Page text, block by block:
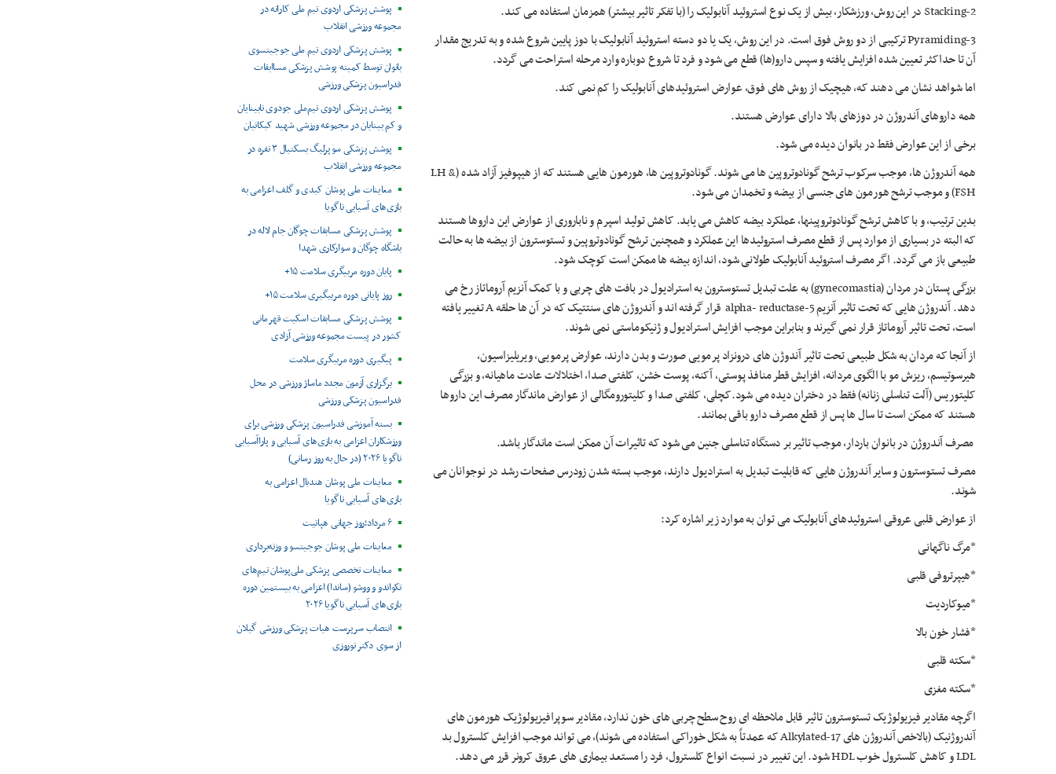
2-Stacking در این روش، ورزشکار، بیش از یک نوع استروئید آنابولیک را (با تفکر تاثیر بیشتر) همزمان استفاده می کند.
3-Pyramiding ترکیبی از دو روش فوق است. در این روش، یک یا دو دسته استروئید آنابولیک با دوز پایین شروع شده و به تدریج مقدار
آن تا حداکثر تعیین شده افزایش یافته و سپس دارو(ها) قطع می شود و فرد تا شروع دوباره وارد مرحله استراحت می گردد.
اما شواهد نشان می دهند که، هیچیک از روش های فوق، عوارض استروئیدهای آنابولیک را کم نمی کند.
همه داروهای آندروژن در دوزهای بالا دارای عوارض هستند.
برخی از این عوارض فقط در بانوان دیده می شود.
همه آندروژن ها، موجب سرکوب ترشح گونادوتروپین ها می شوند. گونادوتروپین ها، هورمون هایی هستند که از هیپوفیز آزاد شده (LH &
FSH) و موجب ترشح هورمون های جنسی از بیضه و تخمدان می شود.
بدین ترتیب، و با کاهش ترشح گونادوتروپینها، عملکرد بیضه کاهش می یابد. کاهش تولید اسپرم و ناباروری از عوارض این داروها هستند
که البته در بسیاری از موارد پس از قطع مصرف استروئیدها این عملکرد و همچنین ترشح گونادوتروپین و تستوسترون از بیضه ها به حالت
طبیعی باز می گردد. اگر مصرف استروئید آنابولیک طولانی شود، اندازه بیضه ها ممکن است کوچک شود.
بزرگی پستان در مردان (gynecomastia) به علت تبدیل تستوسترون به استرادیول در بافت های چربی و با کمک آنزیم آروماتاز رخ می
دهد. آندروژن هایی که تحت تاثیر آنزیم 5-alpha- reductase قرار گرفته اند و آندروژن های سنتتیک که در آن ها حلقه A تغییر یافته
است، تحت تاثیر آروماتاز قرار نمی گیرند و بنابراین موجب افزایش استرادیول و ژنیکوماستی نمی شوند.
از آنجا که مردان به شکل طبیعی تحت تاثیر آندوژن های درونزاد پرمویی صورت و بدن دارند، عوارض پرمویی، ویریلیزاسیون،
هیرسوتیسم، ریزش مو با الگوی مردانه، افزایش قطر منافذ پوستی، آکنه، پوست خشن، کلفتی صدا، اختلالات عادت ماهیانه، و بزرگی
کلیتوریس (آلت تناسلی زنانه) فقط در دختران دیده می شود.کچلی، کلفتی صدا و کلیتورومگالی از عوارض ماندگار مصرف این داروها
هستند که ممکن است تا سال ها پس از قطع مصرف دارو باقی بمانند.
مصرف آندروژن در بانوان باردار، موجب تاثیر بر دستگاه تناسلی جنین می شود که تاثیرات آن ممکن است ماندگار باشد.
مصرف تستوسترون و سایر آندروژن هایی که قابلیت تبدیل به استرادیول دارند، موجب بسته شدن زودرس صفحات رشد در نوجوانان می
شوند.
از عوارض قلبی عروقی استروئیدهای آنابولیک می توان به موارد زیر اشاره کرد:
*مرگ ناگهانی
*هیپرتروفی قلبی
*میوکاردیت
*فشار خون بالا
*سکته قلبی
*سکته مغزی
اگرچه مقادیر فیزیولوژیک تستوسترون تاثیر قابل ملاحظه ای روح سطح چربی های خون ندارد، مقادیر سوپرافیزیولوژیک هورمون های
آندروژنیک (بالاخص آندروژن های 17-Alkylated که عمدتاً به شکل خوراکی استفاده می شوند)، می تواند موجب افزایش کلسترول بد
LDL و کاهش کلسترول خوب HDL شود. این تغییر در نسبت انواع کلسترول، فرد را مستعد بیماری های عروق کرونر قرر می دهد.
پوشش پزشکی اردوی تیم ملی کاراته در
مجموعه ورزشی انقلاب
پوشش پزشکی اردوی تیم ملی جوجیتسوی
بانوان توسط کمیته پوشش پزشکی مساابقات
فدراسیون پزشکی ورزشی
پوشش پزشکی اردوی تیم‌ملی جودوی نابینایان
و کم بینایان در مجموعه ورزشی شهید کبکانیان
پوشش پزشکی سوپرلیگ بسکتبال ۳ نفره در
مجموعه ورزشی انقلاب
معاینات ملی پوشان کبدی و گلف اعزامی به
بازی‌های آسیایی ناگویا
پوشش پزشکی مسابقات چوگان جام لاله در
باشگاه چوگان و سوارکاری شهدا
پایان دوره مربیگری سلامت ۱۵+
روز پایانی دوره مربیگیری سلامت ۱۵+
پوشش پزشکی مسابقات اسکیت قهرمانی
کشور در پیست مجموعه ورزشی آزادی
پیگیری دوره مربیگری سلامت
برگزاری آزمون مجدد ماساژ ورزشی در محل
فدراسیون پزشکی ورزشی
بسته آموزشی فدراسیون پزشکی ورزشی برای
ورزشکاران اعزامی به بازی‌های آسیایی و پاراآسیایی
ناگویا ۲۰۲۶ (در حال به روز رسانی)
معاینات ملی پوشان هندبال اعزامی به
بازی‌های آسیایی ناگویا
۶ مرداد؛روز جهانی هپاتیت
معاینات ملی پوشان جوجیتسو و وزنه‌برداری
معاینات تخصصی پزشکی ملی‌پوشان تیم‌های
تکواندو و ووشو (ساندا) اعزامی به بیستمین دوره
بازی‌های آسیایی ناگویا ۲۰۲۶
انتصاب سرپرست هیات پزشکی ورزشی گیلان
از سوی دکتر نوروزی